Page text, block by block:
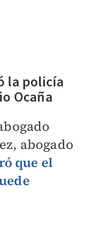
la policía
Ocaña
abogado
que el